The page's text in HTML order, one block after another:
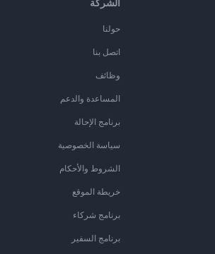
الشركة
حولنا
اتصل بنا
وظائف
المساعدة والدعم
برنامج الإحالة
سياسة الخصوصية
الشروط والأحكام
خريطة الموقع
برنامج شركاء
برنامج السفير